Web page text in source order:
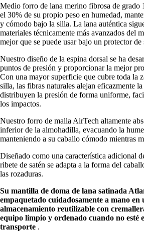
Medio forro de lana merino fibrosa de grado
el 30% de su propio peso en humedad,
y cómodo bajo la silla. La lana auténtica
materiales técnicamente más avanzados del
mejor que se puede usar bajo un protector de
Nuestro diseño de la espina dorsal se ha
puntos de presión y proporcionar la mejor
Con una mayor superficie que cubre toda la
silla, las fibras naturales alejan eficazmente
distribuyen la presión de forma uniforme,
los impactos.
Nuestro forro de malla AirTech altamente
inferior de la almohadilla, evacuando la
manteniendo a su caballo cómodo mientras
Diseñado como una característica adicional
ribete de satén se adapta a la forma del
las rozaduras.
Su mantilla de doma de lana satinada
empaquetado cuidadosamente a mano en
almacenamiento reutilizable con
equipo limpio y ordenado cuando no esté
transporte .